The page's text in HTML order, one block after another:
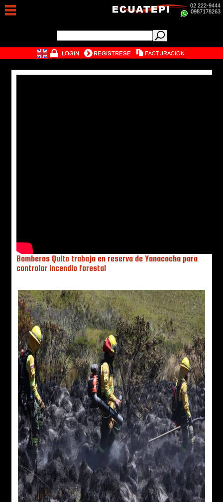
02 222-9444
0987178263
Bomberos Quito trabaja en reserva de Yanacocha para
controlar incendio forestal